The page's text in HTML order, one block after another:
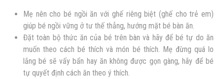
Mẹ nên cho bé ngồi ăn với ghế riêng biệt (ghế cho trẻ em)
giúp bé ngồi vững ở tư thế thẳng, hướng mặt bé bàn ăn.
Đặt toàn bộ thức ăn của bé trên bàn và hãy để bé tự do ăn
muốn theo cách bé thích và món bé thích. Mẹ đừng quá lo
lắng bé sẽ vấy bẩn hay ăn không được gọn gàng, hãy để bé
tự quyết định cách ăn theo ý thích.